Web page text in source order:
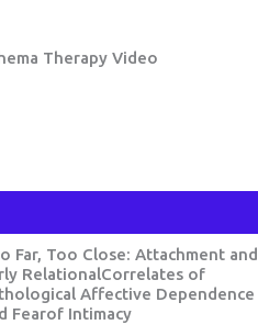
Therapy Video
Far, Too Close: Attachment and
RelationalCorrelates of
Affective Dependence
Fearof Intimacy